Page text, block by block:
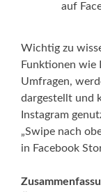
auf
Wichtig zu
Funktionen wie
Umfragen,
dargestellt und
Instagram
„Swipe nach
in Facebook